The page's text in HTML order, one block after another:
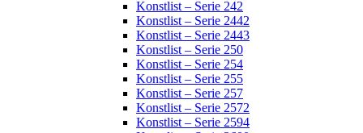
Konstlist – Serie 242
Konstlist – Serie 2442
Konstlist – Serie 2443
Konstlist – Serie 250
Konstlist – Serie 254
Konstlist – Serie 255
Konstlist – Serie 257
Konstlist – Serie 2572
Konstlist – Serie 2594